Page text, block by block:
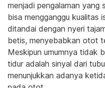
menjadi pengalaman
bisa mengganggu kualitas
ditandai dengan nyeri
betis, menyebabkan otot
Meskipun umumnya tidak
tidur adalah sinyal dari
menunjukkan adanya